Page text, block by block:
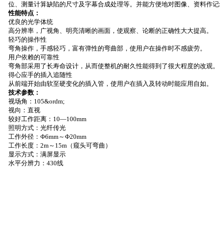
位、测量计算缺陷的尺寸及字幕合成处理等。并能方便地对图像、资料作
性能特点：
优良的光学体统
高分辨率，广视角、明亮清晰的画面，使观察、论断的正确性大大提高。
轻巧的操作性
弯角操作，手感轻巧，富有弹性的弯曲部，使用户在操作时不感疲劳。
用户依赖的可靠性
弯角部采用了长寿命设计，从而使整机的耐久性能得到了很大程度的改观。
得心应手的插入追随性
从前端开始由软至硬变化的插入管，使用户在插入及转动时能应用自如。
技术参数：
视场角： 105&ordm;
视向：直视
较好工作距离： 10—100mm
照明方式：光纤传光
工作外径：Ф6mm～Ф20mm
工作长度：2m～ 15m （窥头可弯曲）
显示方式：满屏显示
水平分辨力：430线